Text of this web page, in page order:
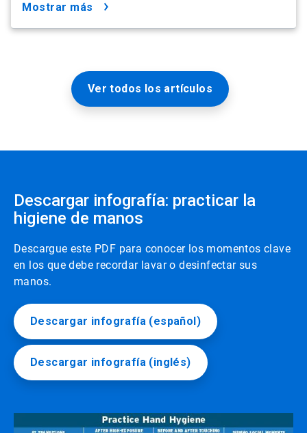
mostrar más
Ver todos los artículos
Descargar infografía: practicar la
higiene de manos
Descargue este PDF para conocer los momentos clave
en los que debe recordar lavar o desinfectar sus
manos.
Descargar infografía (español)
Descargar infografía (inglés)